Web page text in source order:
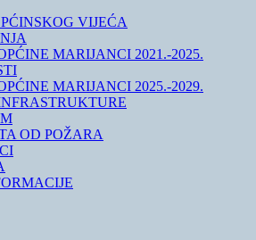
VIJEĆA
MARIJANCI 2021.-2025.
MARIJANCI 2025.-2029.
OD POŽARA